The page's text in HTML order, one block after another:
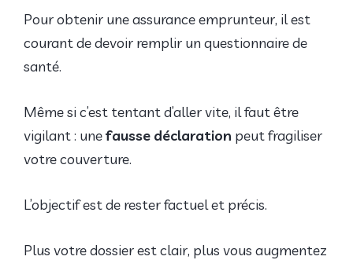
Pour obtenir une assurance emprunteur, il est
courant de devoir remplir un questionnaire de
santé.
Même si c’est tentant d’aller vite, il faut être
vigilant : unefausse déclaration peut fragiliser
votre couverture.
L’objectif est de rester factuel et précis.
Plus votre dossier est clair, plus vous augmentez